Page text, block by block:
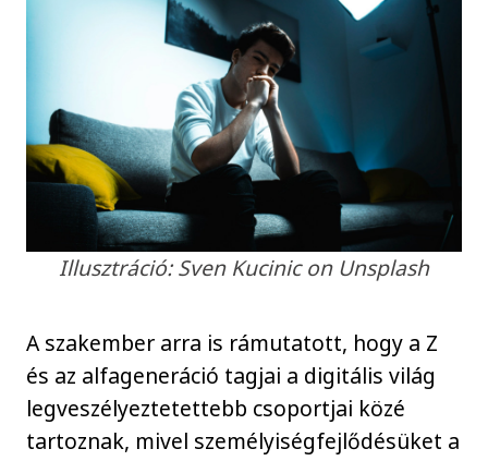
Illusztráció: Sven Kucinic on Unsplash
A szakember arra is rámutatott, hogy a Z
és az alfageneráció tagjai a digitális világ
legveszélyeztetettebb csoportjai közé
tartoznak, mivel személyiségfejlődésüket a